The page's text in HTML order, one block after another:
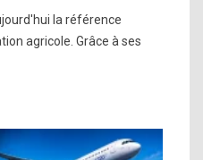
la référence
agricole. Grâce à ses